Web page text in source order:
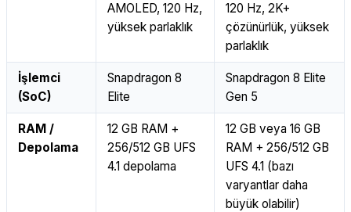
AMOLED, 120 Hz,
yüksek parlaklık
120 Hz, 2K+
çözünürlük, yüksek
parlaklık
İşlemci
(SoC)
Snapdragon 8
Elite
Snapdragon 8 Elite
Gen 5
RAM /
Depolama
12 GB RAM +
256/512 GB UFS
4.1 depolama
12 GB veya 16 GB
RAM + 256/512 GB
UFS 4.1 (bazı
varyantlar daha
büyük olabilir)